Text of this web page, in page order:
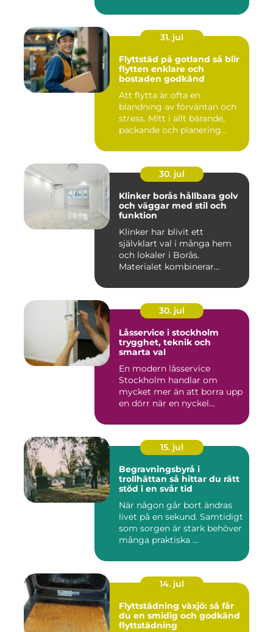
31. jul
Flyttstäd på gotland så blir
flytten enklare och
bostaden godkänd
Att flytta är ofta en
blandning av förväntan och
stress. Mitt i allt bärande,
packande och planering...
30. jul
Klinker borås hållbara golv
och väggar med stil och
funktion
Klinker har blivit ett
självklart val i många hem
och lokaler i Borås.
Materialet kombinerar
30. jul
Låsservice i stockholm
trygghet, teknik och
smarta val
En modern låsservice
Stockholm handlar om
mycket mer än att borra upp
en dörr när en nyckel
15. jul
Begravningsbyrå i
trollhättan så hittar du rätt
stöd i en svår tid
När någon går bort ändras
livet på en sekund. Samtidigt
som sorgen är stark behöver
många praktiska ...
14. jul
Flyttstädning växjö: så får
du en smidig och godkänd
flyttstädning